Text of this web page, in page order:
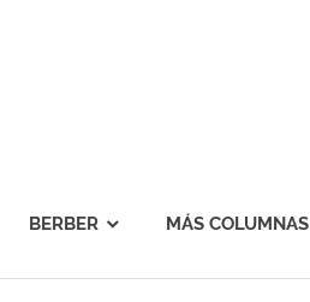
BERBER MÁS COLUMNAS